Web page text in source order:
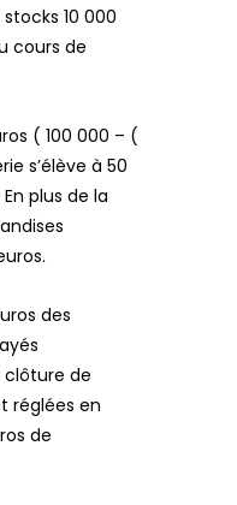
10 000
cours de
( 100 000 – (
s’élève à 50
plus de la
des
de
réglées en
de